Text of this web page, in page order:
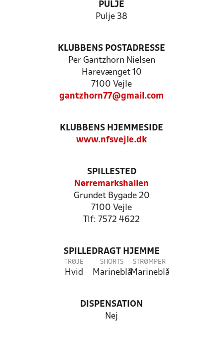
PULJE
Pulje 38
KLUBBENS POSTADRESSE
Per Gantzhorn Nielsen
Harevænget 10
7100 Vejle
gantzhorn77@gmail.com
KLUBBENS HJEMMESIDE
www.nfsvejle.dk
SPILLESTED
Nørremarkshallen
Grundet Bygade 20
7100 Vejle
Tlf: 7572 4622
SPILLEDRAGT HJEMME
TRØJE
Hvid
SHORTS
Marineblå
STRØMPER
Marineblå
DISPENSATION
Nej